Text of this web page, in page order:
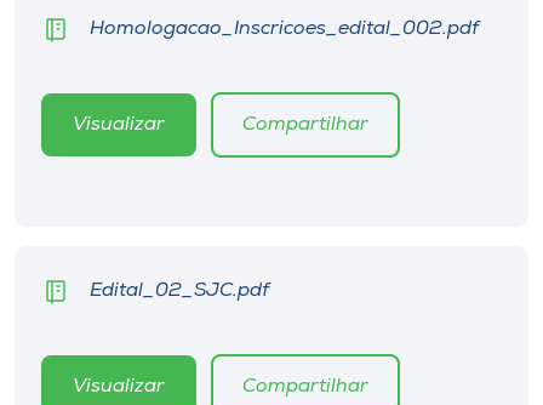
Homologacao_Inscricoes_edital_002.pdf
Visualizar Compartilhar
Edital_02_SJC.pdf
Visualizar Compartilhar